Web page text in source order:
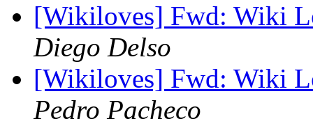
[Wikiloves] Fwd: Wiki
Diego Delso
[Wikiloves] Fwd: Wiki
Pedro Pacheco